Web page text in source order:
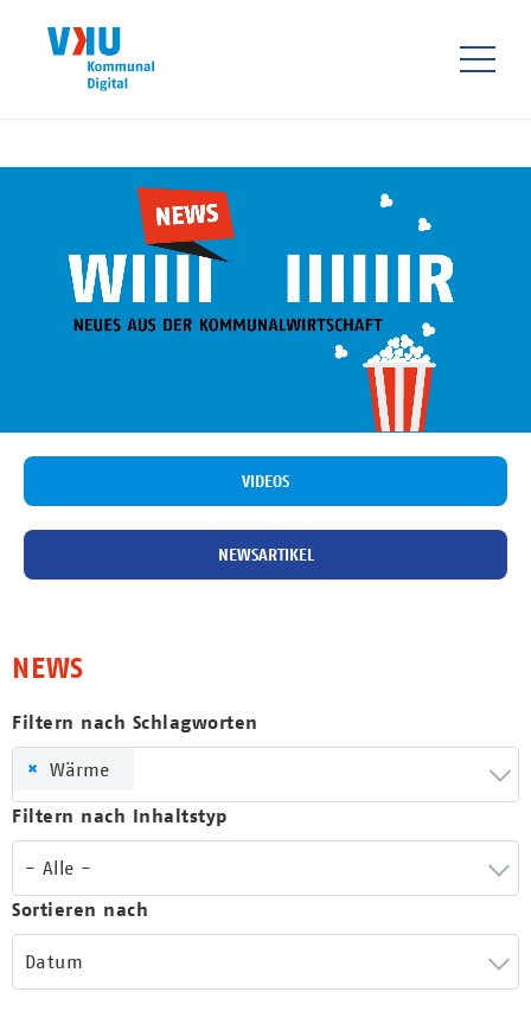
VIDEOS
NEWSARTIKEL
NEWS
Filtern nach Schlagworten
× Wärme
Filtern nach Inhaltstyp
- Alle -
Sortieren nach
Datum